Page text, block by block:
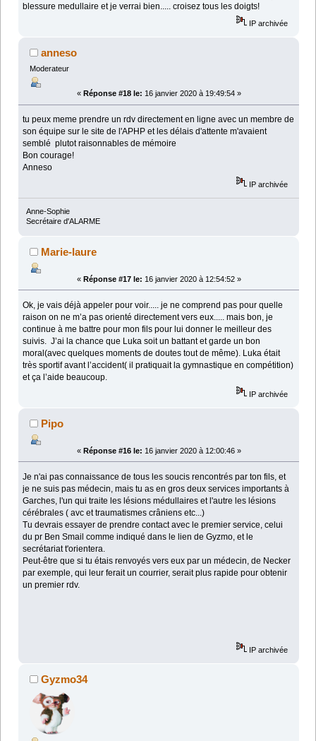
blessure medullaire et je verrai bien..... croisez tous les doigts!
IP archivée
anneso
Moderateur
« Réponse #18 le: 16 janvier 2020 à 19:49:54 »
tu peux meme prendre un rdv directement en ligne avec un membre de
son équipe sur le site de l'APHP et les délais d'attente m'avaient
semblé plutot raisonnables de mémoire
Bon courage!
Anneso
IP archivée
Anne-Sophie
Secrétaire d'ALARME
Marie-laure
« Réponse #17 le: 16 janvier 2020 à 12:54:52 »
Ok, je vais déjà appeler pour voir..... je ne comprend pas pour quelle
raison on ne m’a pas orienté directement vers eux..... mais bon, je
continue à me battre pour mon fils pour lui donner le meilleur des
suivis. J’ai la chance que Luka soit un battant et garde un bon
moral(avec quelques moments de doutes tout de même). Luka était
très sportif avant l’accident( il pratiquait la gymnastique en compétition)
et ça l’aide beaucoup.
IP archivée
Pipo
« Réponse #16 le: 16 janvier 2020 à 12:00:46 »
Je n'ai pas connaissance de tous les soucis rencontrés par ton fils, et
je ne suis pas médecin, mais tu as en gros deux services importants à
Garches, l'un qui traite les lésions médullaires et l'autre les lésions
cérébrales ( avc et traumatismes crâniens etc...)
Tu devrais essayer de prendre contact avec le premier service, celui
du pr Ben Smail comme indiqué dans le lien de Gyzmo, et le
secrétariat t'orientera.
Peut-être que si tu étais renvoyés vers eux par un médecin, de Necker
par exemple, qui leur ferait un courrier, serait plus rapide pour obtenir
un premier rdv.
IP archivée
Gyzmo34